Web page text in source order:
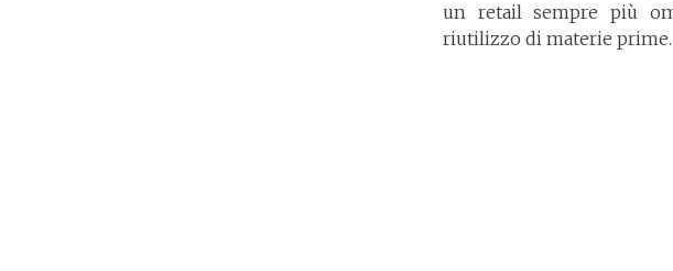
un retail sempre più
riutilizzo di materie prime.